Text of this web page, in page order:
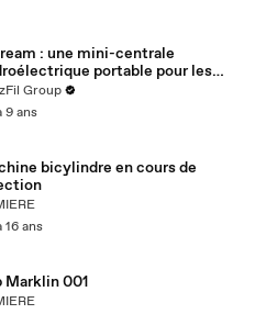
: une mini-centrale
portable pour les
! (2)
Group
9 ans
bicylindre en cours de
16 ans
Marklin 001